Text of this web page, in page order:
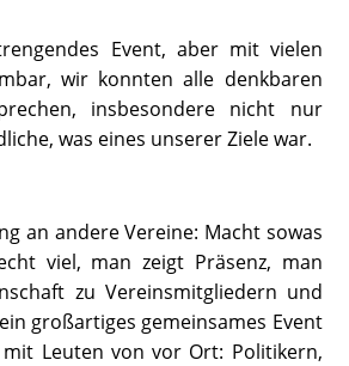
Event, aber mit vielen
wir konnten alle denkbaren
insbesondere nicht nur
was eines unserer Ziele war.
an andere Vereine: Macht sowas
viel, man zeigt Präsenz, man
zu Vereinsmitgliedern und
großartiges gemeinsames Event
Leuten von vor Ort: Politikern,